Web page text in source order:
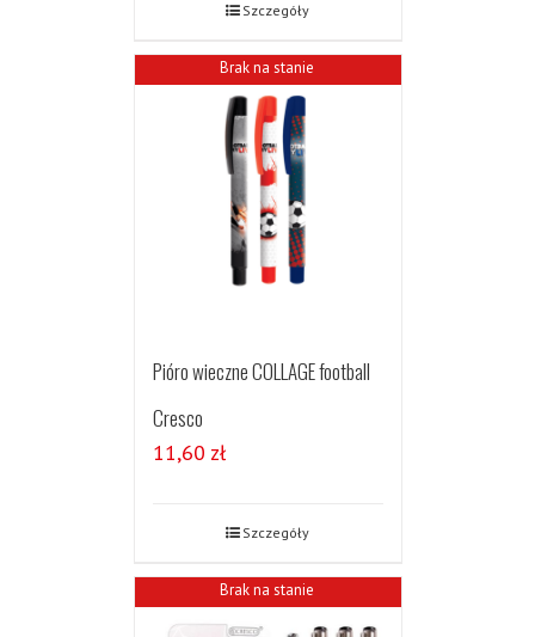
Szczegóły
Brak na stanie
Pióro wieczne COLLAGE football
Cresco
11,60 zł
Szczegóły
Brak na stanie